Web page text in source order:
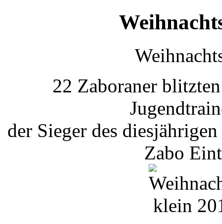
22 Zaboraner
der Sieger des
Zabo